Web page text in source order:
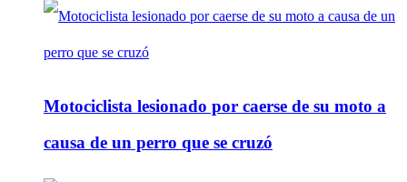
Motociclista lesionado por caerse de su moto a
causa de un perro que se cruzó